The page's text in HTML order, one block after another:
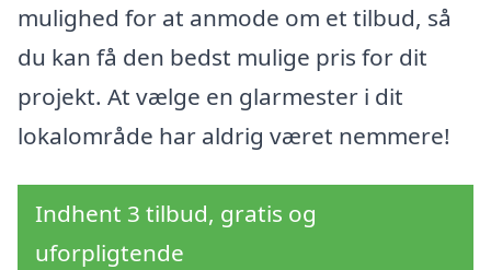
mulighed for at anmode om et tilbud, så
du kan få den bedst mulige pris for dit
projekt. At vælge en glarmester i dit
lokalområde har aldrig været nemmere!
Indhent 3 tilbud, gratis og
uforpligtende